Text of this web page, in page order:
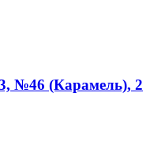
№46 (Карамель), 2